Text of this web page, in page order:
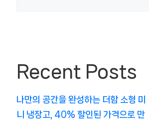
Recent Posts
나만의 공간을 완성하는 더함 소형 미
니 냉장고, 40% 할인된 가격으로 만